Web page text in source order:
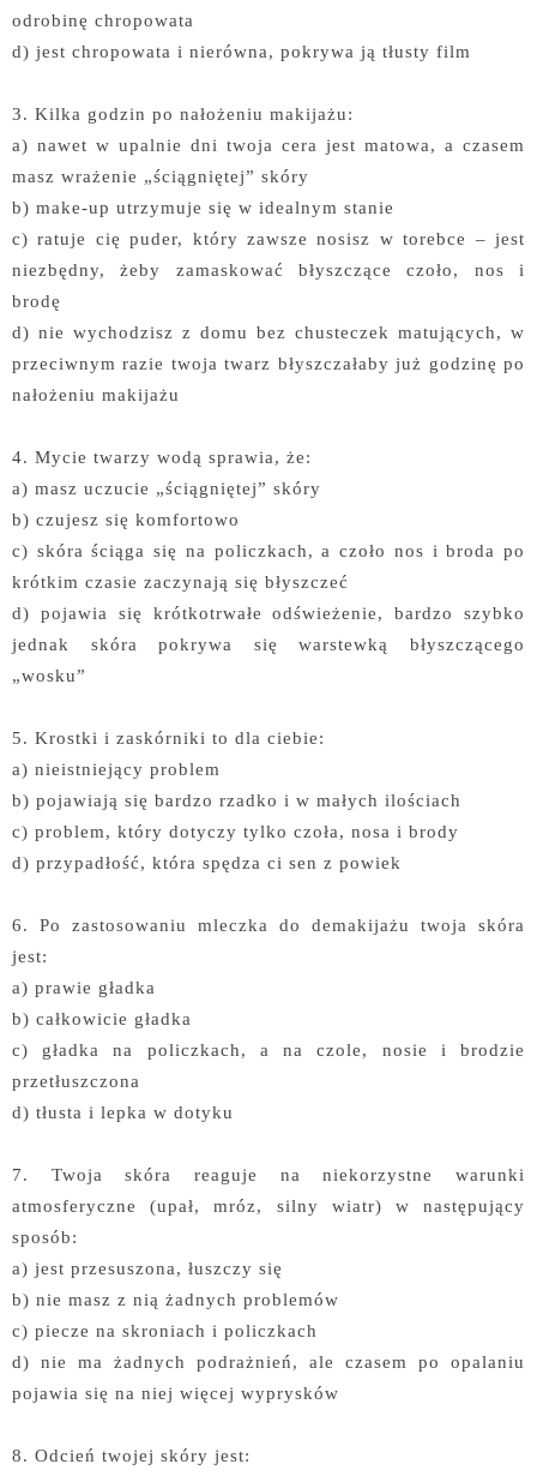
odrobinę chropowata
d) jest chropowata i nierówna, pokrywa ją tłusty film
3. Kilka godzin po nałożeniu makijażu:
a) nawet w upalnie dni twoja cera jest matowa, a czasem
masz wrażenie „ściągniętej” skóry
b) make-up utrzymuje się w idealnym stanie
c) ratuje cię puder, który zawsze nosisz w torebce – jest
niezbędny, żeby zamaskować błyszczące czoło, nos i
brodę
d) nie wychodzisz z domu bez chusteczek matujących, w
przeciwnym razie twoja twarz błyszczałaby już godzinę po
nałożeniu makijażu
4. Mycie twarzy wodą sprawia, że:
a) masz uczucie „ściągniętej” skóry
b) czujesz się komfortowo
c) skóra ściąga się na policzkach, a czoło nos i broda po
krótkim czasie zaczynają się błyszczeć
d) pojawia się krótkotrwałe odświeżenie, bardzo szybko
jednak skóra pokrywa się warstewką błyszczącego
„wosku”
5. Krostki i zaskórniki to dla ciebie:
a) nieistniejący problem
b) pojawiają się bardzo rzadko i w małych ilościach
c) problem, który dotyczy tylko czoła, nosa i brody
d) przypadłość, która spędza ci sen z powiek
6. Po zastosowaniu mleczka do demakijażu twoja skóra
jest:
a) prawie gładka
b) całkowicie gładka
c) gładka na policzkach, a na czole, nosie i brodzie
przetłuszczona
d) tłusta i lepka w dotyku
7. Twoja skóra reaguje na niekorzystne warunki
atmosferyczne (upał, mróz, silny wiatr) w następujący
sposób:
a) jest przesuszona, łuszczy się
b) nie masz z nią żadnych problemów
c) piecze na skroniach i policzkach
d) nie ma żadnych podrażnień, ale czasem po opalaniu
pojawia się na niej więcej wyprysków
8. Odcień twojej skóry jest: